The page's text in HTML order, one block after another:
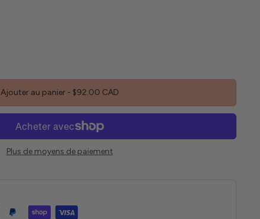
Ajouter au panier - $92.00 CAD
Plus de moyens de paiement